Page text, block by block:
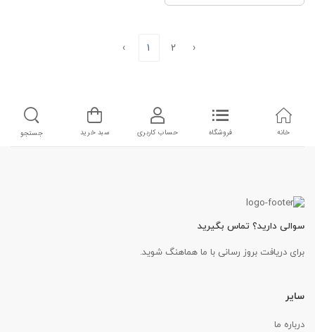
‹ 1 2 ›
خانه فروشگاه حساب کاربری سبد خرید جستجو
سوالی دارید؟ تماس بگیرید
برای دریافت بروز رسانی با ما هماهنگ شوید.
سایر
درباره ما